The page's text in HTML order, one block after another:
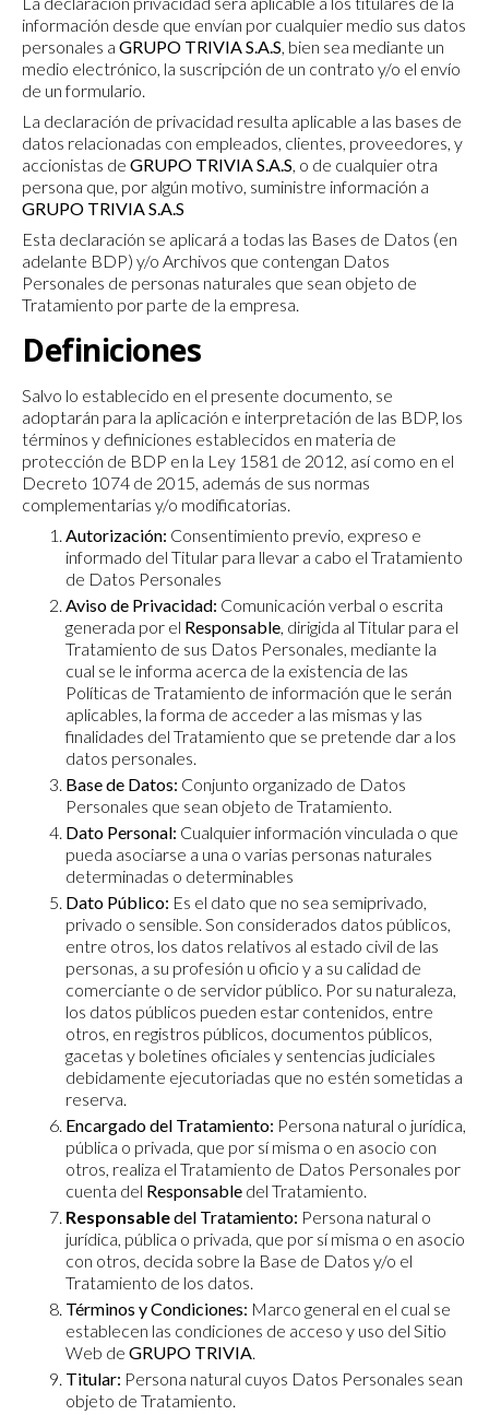
información desde que envían por cualquier medio sus datos
personales a GRUPO TRIVIA S.A.S, bien sea mediante un
medio electrónico, la suscripción de un contrato y/o el envío
de un formulario.
La declaración de privacidad resulta aplicable a las bases de
datos relacionadas con empleados, clientes, proveedores, y
accionistas de GRUPO TRIVIA S.A.S, o de cualquier otra
persona que, por algún motivo, suministre información a
GRUPO TRIVIA S.A.S
Esta declaración se aplicará a todas las Bases de Datos (en
adelante BDP) y/o Archivos que contengan Datos
Personales de personas naturales que sean objeto de
Tratamiento por parte de la empresa.
Definiciones
Salvo lo establecido en el presente documento, se
adoptarán para la aplicación e interpretación de las BDP, los
términos y definiciones establecidos en materia de
protección de BDP en la Ley 1581 de 2012, así como en el
Decreto 1074 de 2015, además de sus normas
complementarias y/o modificatorias.
Autorización: Consentimiento previo, expreso e
informado del Titular para llevar a cabo el Tratamiento
de Datos Personales
Aviso de Privacidad: Comunicación verbal o escrita
generada por el Responsable, dirigida al Titular para el
Tratamiento de sus Datos Personales, mediante la
cual se le informa acerca de la existencia de las
Políticas de Tratamiento de información que le serán
aplicables, la forma de acceder a las mismas y las
finalidades del Tratamiento que se pretende dar a los
datos personales.
Base de Datos: Conjunto organizado de Datos
Personales que sean objeto de Tratamiento.
Dato Personal: Cualquier información vinculada o que
pueda asociarse a una o varias personas naturales
determinadas o determinables
Dato Público: Es el dato que no sea semiprivado,
privado o sensible. Son considerados datos públicos,
entre otros, los datos relativos al estado civil de las
personas, a su profesión u oficio y a su calidad de
comerciante o de servidor público. Por su naturaleza,
los datos públicos pueden estar contenidos, entre
otros, en registros públicos, documentos públicos,
gacetas y boletines oficiales y sentencias judiciales
debidamente ejecutoriadas que no estén sometidas a
reserva.
Encargado del Tratamiento: Persona natural o jurídica,
pública o privada, que por sí misma o en asocio con
otros, realiza el Tratamiento de Datos Personales por
cuenta del Responsable del Tratamiento.
Responsabledel Tratamiento: Persona natural o
jurídica, pública o privada, que por sí misma o en asocio
con otros, decida sobre la Base de Datos y/o el
Tratamiento de los datos.
Términos y Condiciones: Marco general en el cual se
establecen las condiciones de acceso y uso del Sitio
Web de GRUPO TRIVIA.
Titular: Persona natural cuyos Datos Personales sean
objeto de Tratamiento.